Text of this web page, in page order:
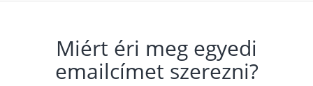
Miért éri meg egyedi
emailcímet szerezni?